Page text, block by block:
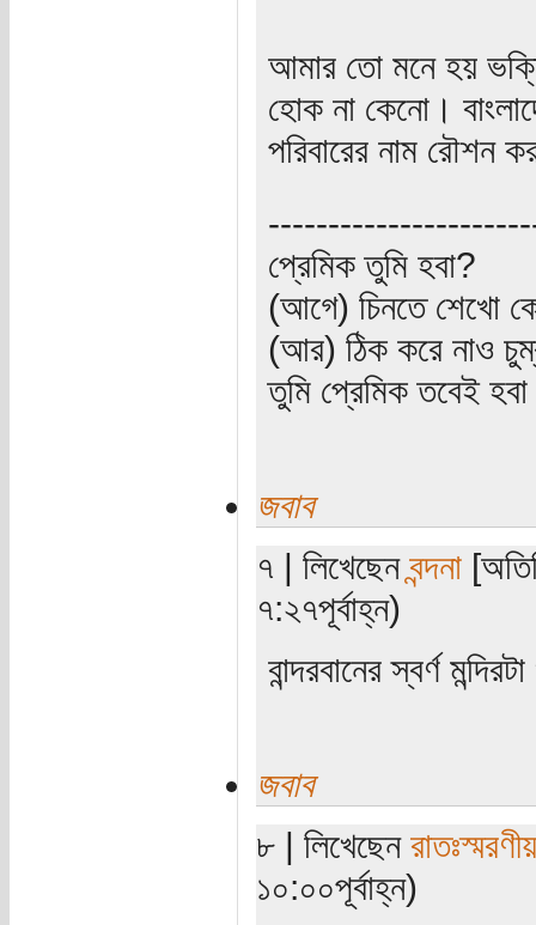
আমার তো মনে হয়
হোক না কেনো।
পরিবারের নাম রৌশন
প্রেমিক তুমি হবা?
(আগে) চিনতে শেখো
(আর) ঠিক করে নাও
তুমি প্রেমিক তবেই
জবাব
৭ | লিখেছেনবন্দনা
৭:২৭পূর্বাহ্ন)
বান্দরবানের স্বর্ণ
জবাব
৮ | লিখেছেন রাতঃস্মরণীয়
১০:০০পূর্বাহ্ন)